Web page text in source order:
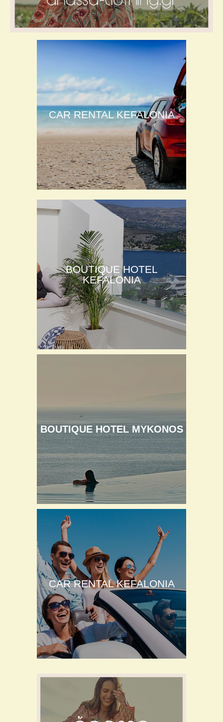
CAR RENTAL KEFALONIA
BOUTIQUE HOTEL
KEFALONIA
BOUTIQUE HOTEL MYKONOS
CAR RENTAL KEFALONIA